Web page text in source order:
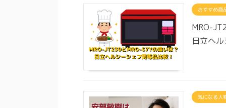
おすすめ商
MRO-
日立ヘ
気になる人